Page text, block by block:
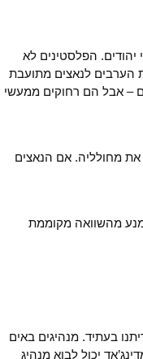
יהודים. הפלסטינים לא
הערבים לנאצים מתועבת
– אבל הם רחוקים ממעשי
מחולליה. אם הנאצים
מהשוואה מקוממת
בעתיד. מנהיגים באים
יכול לבוא מנהיג